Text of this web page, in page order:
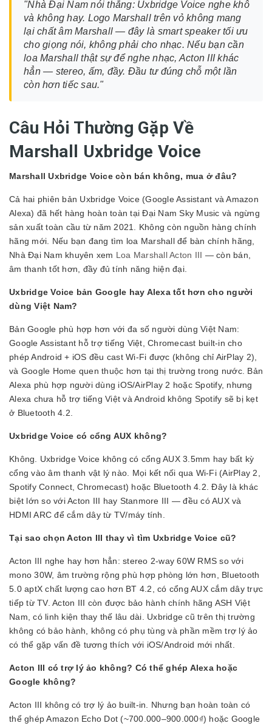
"Nhà Đại Nam nói thẳng: Uxbridge Voice nghe khô
và không hay. Logo Marshall trên vỏ không mang
lại chất âm Marshall — đây là smart speaker tối ưu
cho giọng nói, không phải cho nhạc. Nếu bạn cần
loa Marshall thật sự để nghe nhạc, Acton III khác
hẳn — stereo, ấm, đầy. Đầu tư đúng chỗ một lần
còn hơn tiếc sau."
Câu Hỏi Thường Gặp Về
Marshall Uxbridge Voice
Marshall Uxbridge Voice còn bán không, mua ở đâu?
Cả hai phiên bản Uxbridge Voice (Google Assistant và Amazon
Alexa) đã hết hàng hoàn toàn tại Đại Nam Sky Music và ngừng
sản xuất toàn cầu từ năm 2021. Không còn nguồn hàng chính
hãng mới. Nếu bạn đang tìm loa Marshall để bàn chính hãng,
Nhà Đại Nam khuyên xem Loa Marshall Acton III — còn bán,
âm thanh tốt hơn, đầy đủ tính năng hiện đại.
Uxbridge Voice bản Google hay Alexa tốt hơn cho người
dùng Việt Nam?
Bản Google phù hợp hơn với đa số người dùng Việt Nam:
Google Assistant hỗ trợ tiếng Việt, Chromecast built-in cho
phép Android + iOS đều cast Wi-Fi được (không chỉ AirPlay 2),
và Google Home quen thuộc hơn tại thị trường trong nước. Bản
Alexa phù hợp người dùng iOS/AirPlay 2 hoặc Spotify, nhưng
Alexa chưa hỗ trợ tiếng Việt và Android không Spotify sẽ bị kẹt
ở Bluetooth 4.2.
Uxbridge Voice có cổng AUX không?
Không. Uxbridge Voice không có cổng AUX 3.5mm hay bất kỳ
cổng vào âm thanh vật lý nào. Mọi kết nối qua Wi-Fi (AirPlay 2,
Spotify Connect, Chromecast) hoặc Bluetooth 4.2. Đây là khác
biệt lớn so với Acton III hay Stanmore III — đều có AUX và
HDMI ARC để cắm dây từ TV/máy tính.
Tại sao chọn Acton III thay vì tìm Uxbridge Voice cũ?
Acton III nghe hay hơn hẳn: stereo 2-way 60W RMS so với
mono 30W, âm trường rộng phù hợp phòng lớn hơn, Bluetooth
5.0 aptX chất lượng cao hơn BT 4.2, có cổng AUX cắm dây trực
tiếp từ TV. Acton III còn được bảo hành chính hãng ASH Việt
Nam, có linh kiện thay thế lâu dài. Uxbridge cũ trên thị trường
không có bảo hành, không có phụ tùng và phần mềm trợ lý ảo
có thể gặp vấn đề tương thích với iOS/Android mới nhất.
Acton III có trợ lý ảo không? Có thể ghép Alexa hoặc
Google không?
Acton III không có trợ lý ảo built-in. Nhưng bạn hoàn toàn có
thể ghép Amazon Echo Dot (~700.000–900.000₫) hoặc Google